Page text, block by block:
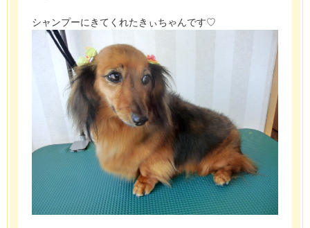
シャンプーにきてくれたきぃちゃんです♡